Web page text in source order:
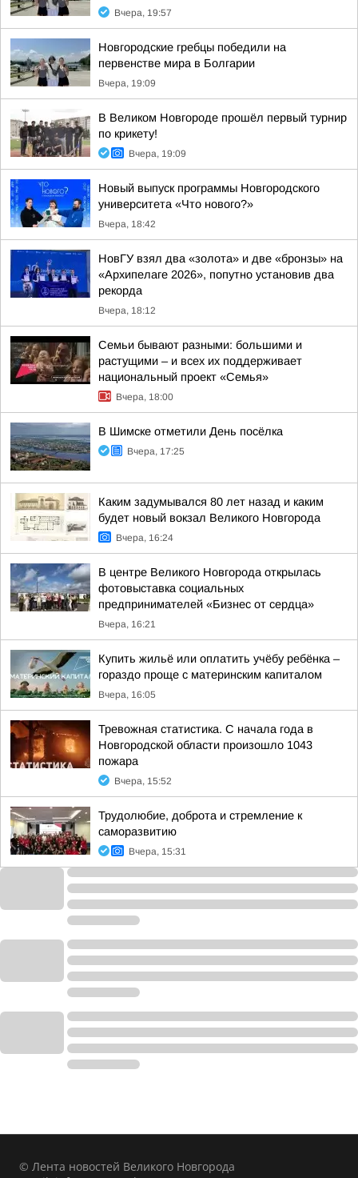
Вчера, 19:57
Новгородские гребцы победили на
первенстве мира в Болгарии
Вчера, 19:09
В Великом Новгороде прошёл первый турнир
по крикету!
Вчера, 19:09
Новый выпуск программы Новгородского
университета «Что нового?»
Вчера, 18:42
НовГУ взял два «золота» и две «бронзы» на
«Архипелаге 2026», попутно установив два
рекорда
Вчера, 18:12
Семьи бывают разными: большими и
растущими – и всех их поддерживает
национальный проект «Семья»
Вчера, 18:00
В Шимске отметили День посёлка
Вчера, 17:25
Каким задумывался 80 лет назад и каким
будет новый вокзал Великого Новгорода
Вчера, 16:24
В центре Великого Новгорода открылась
фотовыставка социальных
предпринимателей «Бизнес от сердца»
Вчера, 16:21
Купить жильё или оплатить учёбу ребёнка –
гораздо проще с материнским капиталом
Вчера, 16:05
Тревожная статистика. С начала года в
Новгородской области произошло 1043
пожара
Вчера, 15:52
Трудолюбие, доброта и стремление к
саморазвитию
Вчера, 15:31
© Лента новостей Великого Новгорода